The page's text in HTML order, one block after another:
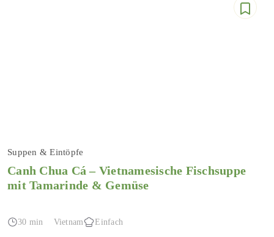
Suppen & Eintöpfe
Canh Chua Cá – Vietnamesische Fischsuppe
mit Tamarinde & Gemüse
30 min Vietnam Einfach